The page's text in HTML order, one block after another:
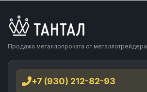
Продажа металлопроката от металлотрейдера
+7 (930) 212-82-93